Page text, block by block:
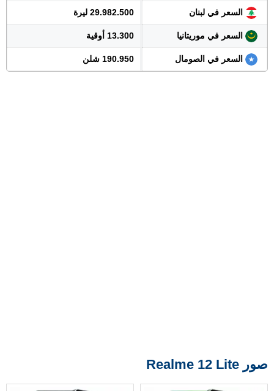
السعر في لبنان 29.982.500 ليرة
السعر في موريتانيا 13.300 أوقية
السعر في الصومال 190.950 شلن
صور Realme 12 Lite